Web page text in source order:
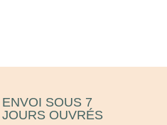
ENVOI SOUS 7
JOURS OUVRÉS